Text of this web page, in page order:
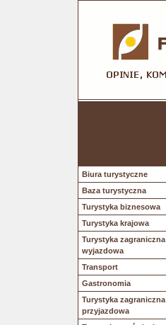
Biura turystyczne
Baza turystyczna
Turystyka biznesowa
Turystyka krajowa
Turystyka zagraniczna
wyjazdowa
Transport
Gastronomia
Turystyka zagraniczna
przyjazdowa